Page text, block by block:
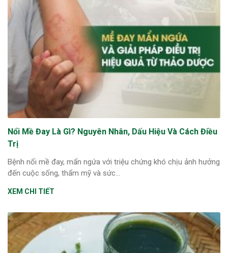
Nổi Mề Đay Là Gì? Nguyên Nhân, Dấu Hiệu Và Cách Điều
Trị
Bệnh nổi mề đay, mẩn ngứa với triệu chứng khó chịu ảnh hưởng
đến cuộc sống, thẩm mỹ và sức...
XEM CHI TIẾT